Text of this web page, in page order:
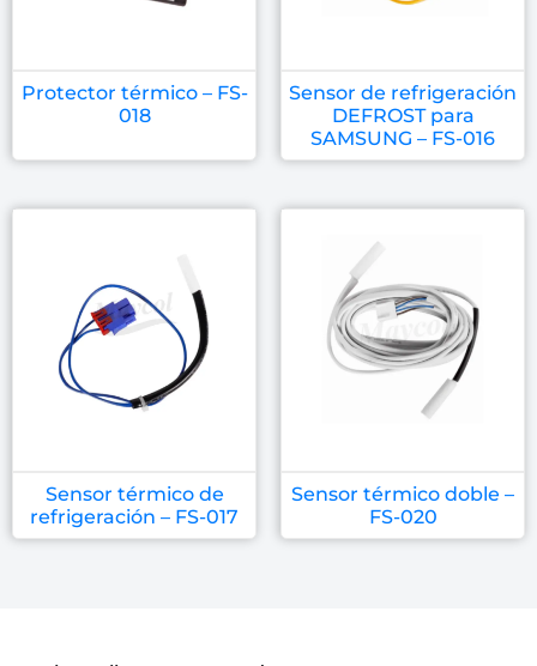
Protector térmico – FS-
018
Sensor de refrigeración
DEFROST para
SAMSUNG – FS-016
Sensor térmico de
refrigeración – FS-017
Sensor térmico doble –
FS-020